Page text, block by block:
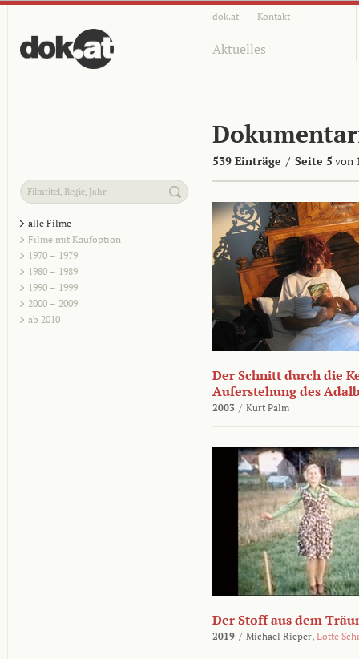
dok.at Kontakt
Aktuelles
539 Einträge / Seite 5 von
alle Filme
Filme mit Kaufoption
1970 – 1979
1980 – 1989
1990 – 1999
2000 – 2009
ab 2010
Der Schnitt durch die
Auferstehung des
2003 / Kurt Palm
Der Stoff aus dem
2019 / Michael Rieper, Lotte